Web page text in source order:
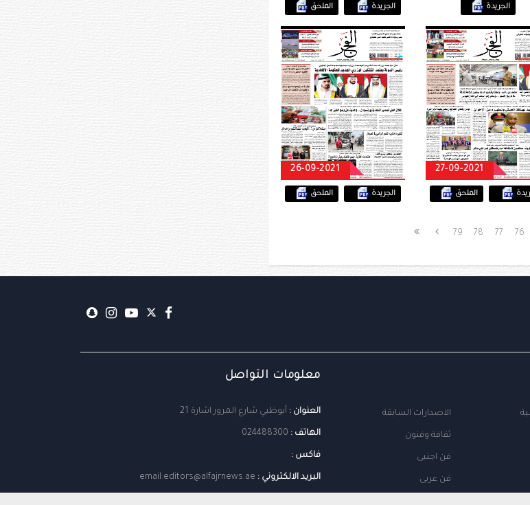
الجريدة الجريدة الملحق
27-09-2021
الملحق
26-09-2021
الجريدة الملحق
76
77
78
79
الاصدارات السابقة
ثقافة وفنون
فن اجنبى
فن عربى
معلومات التواصل
العنوان : أبوظبي شارع المرور اشارة 21
الهاتف : 024488300
فاكس :
البريد الالكتروني : email:editors@alfajrnews.ae